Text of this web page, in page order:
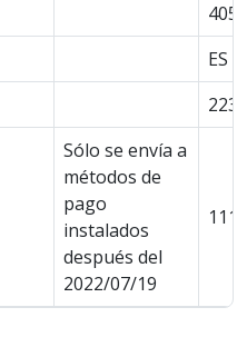
4050
ES
Sólo se envía a
métodos de
pago
instalados
después del
2022/07/19